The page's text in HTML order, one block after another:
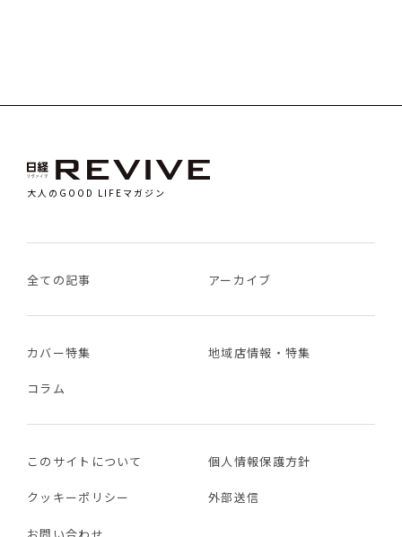
大人のGOOD LIFEマガジン
全ての記事 アーカイブ
カバー特集 地域店情報・特集
コラム
このサイトについて 個人情報保護方針
クッキーポリシー 外部送信
お問い合わせ